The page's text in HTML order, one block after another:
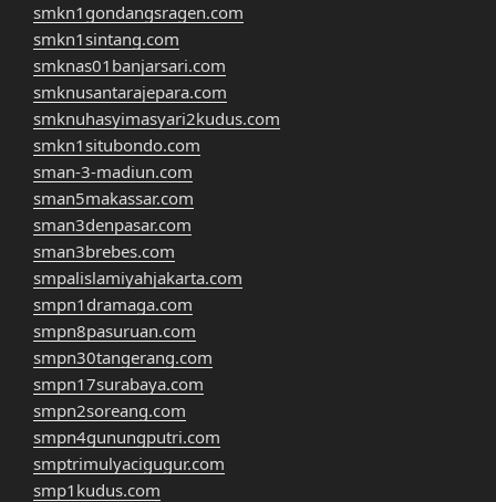
smkn1gondangsragen.com
smkn1sintang.com
smknas01banjarsari.com
smknusantarajepara.com
smknuhasyimasyari2kudus.com
smkn1situbondo.com
sman-3-madiun.com
sman5makassar.com
sman3denpasar.com
sman3brebes.com
smpalislamiyahjakarta.com
smpn1dramaga.com
smpn8pasuruan.com
smpn30tangerang.com
smpn17surabaya.com
smpn2soreang.com
smpn4gunungputri.com
smptrimulyacigugur.com
smp1kudus.com